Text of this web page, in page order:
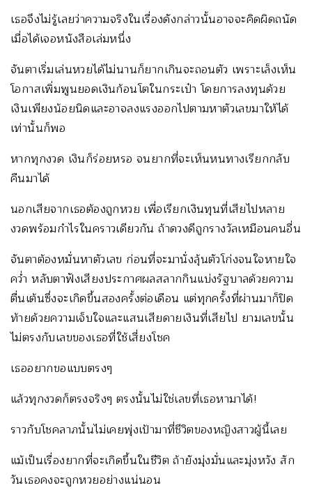
เธอจึงไม่รู้เลยว่าความจริงในเรื่องดังกล่าวนั้นอาจจะคิดผิดถนัด
เมื่อได้เจอหนังสือเล่มหนึ่ง
จันตาเริ่มเล่นหวยได้ไม่นานก็ยากเกินจะถอนตัว เพราะเล็งเห็น
โอกาสเพิ่มพูนยอดเงินก้อนโตในกระเป๋า โดยการลงทุนด้วย
เงินเพียงน้อยนิดและอาจลงแรงออกไปตามหาตัวเลขมาให้ได้
เท่านั้นก็พอ
หากทุกงวด เงินก็ร่อยหรอ จนยากที่จะเห็นหนทางเรียกกลับ
คืนมาได้
นอกเสียจากเธอต้องถูกหวย เพื่อเรียกเงินทุนที่เสียไปหลาย
งวดพร้อมกำไรในคราวเดียวกัน ถ้าดวงดีถูกรางวัลเหมือนคนอื่น
จันตาต้องหมั่นหาตัวเลข ก่อนที่จะมานั่งลุ้นตัวโก่งจนใจหายใจ
คว่ำ หลับตาฟังเสียงประกาศผลสลากกินแบ่งรัฐบาลด้วยความ
ตื่นเต้นซึ่งจะเกิดขึ้นสองครั้งต่อเดือน แต่ทุกครั้งที่ผ่านมาก็ปิด
ท้ายด้วยความเจ็บใจและแสนเสียดายเงินที่เสียไป ยามเลขนั้น
ไม่ตรงกับเลขของเธอที่ใช้เสี่ยงโชค
เธออยากขอแบบตรงๆ
แล้วทุกงวดก็ตรงจริงๆ ตรงนั้นไม่ใช่เลขที่เธอหามาได้!
ราวกับโชคลาภนั้นไม่เคยพุ่งเป้ามาที่ชีวิตของหญิงสาวผู้นี้เลย
แม้เป็นเรื่องยากที่จะเกิดขึ้นในชีวิต ถ้ายังมุ่งมั่นและมุ่งหวัง สัก
วันเธอคงจะถูกหวยอย่างแน่นอน